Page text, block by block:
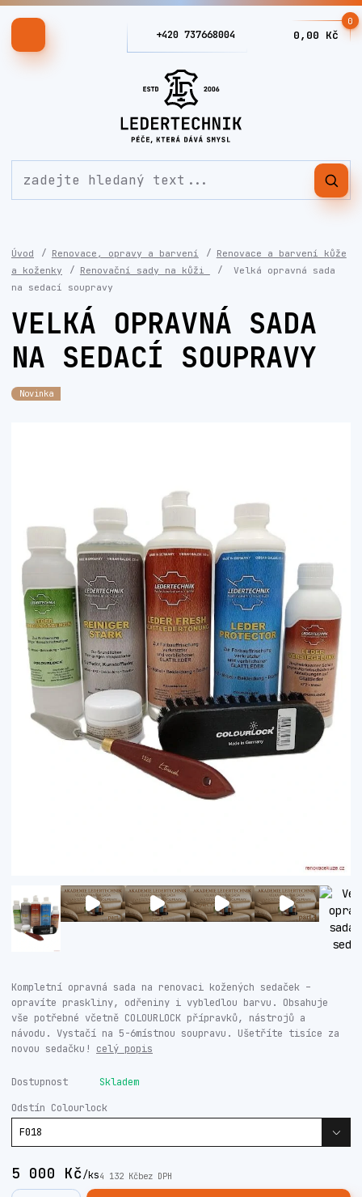
+420 737668004
0
0,00 Kč
Úvod Renovace, opravy a barvení
Renovace a barvení kůže
a koženky
Renovační sady na kůži
Velká opravná sada
na sedací soupravy
VELKÁ OPRAVNÁ SADA
NA SEDACÍ SOUPRAVY
Novinka
Kompletní opravná sada na renovaci kožených sedaček –
opravíte praskliny, odřeniny i vybledlou barvu. Obsahuje
vše potřebné včetně COLOURLOCK přípravků, nástrojů a
návodu. Vystačí na 5-6místnou soupravu. Ušetříte tisíce za
novou sedačku! celý popis
Dostupnost Skladem
Odstín Colourlock
5 000 Kč/ks4 132 Kčbez DPH